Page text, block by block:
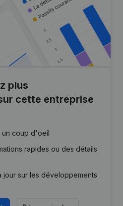
plus
cette entreprise
un coup d'oeil
rapides ou des détails
jour sur les développements